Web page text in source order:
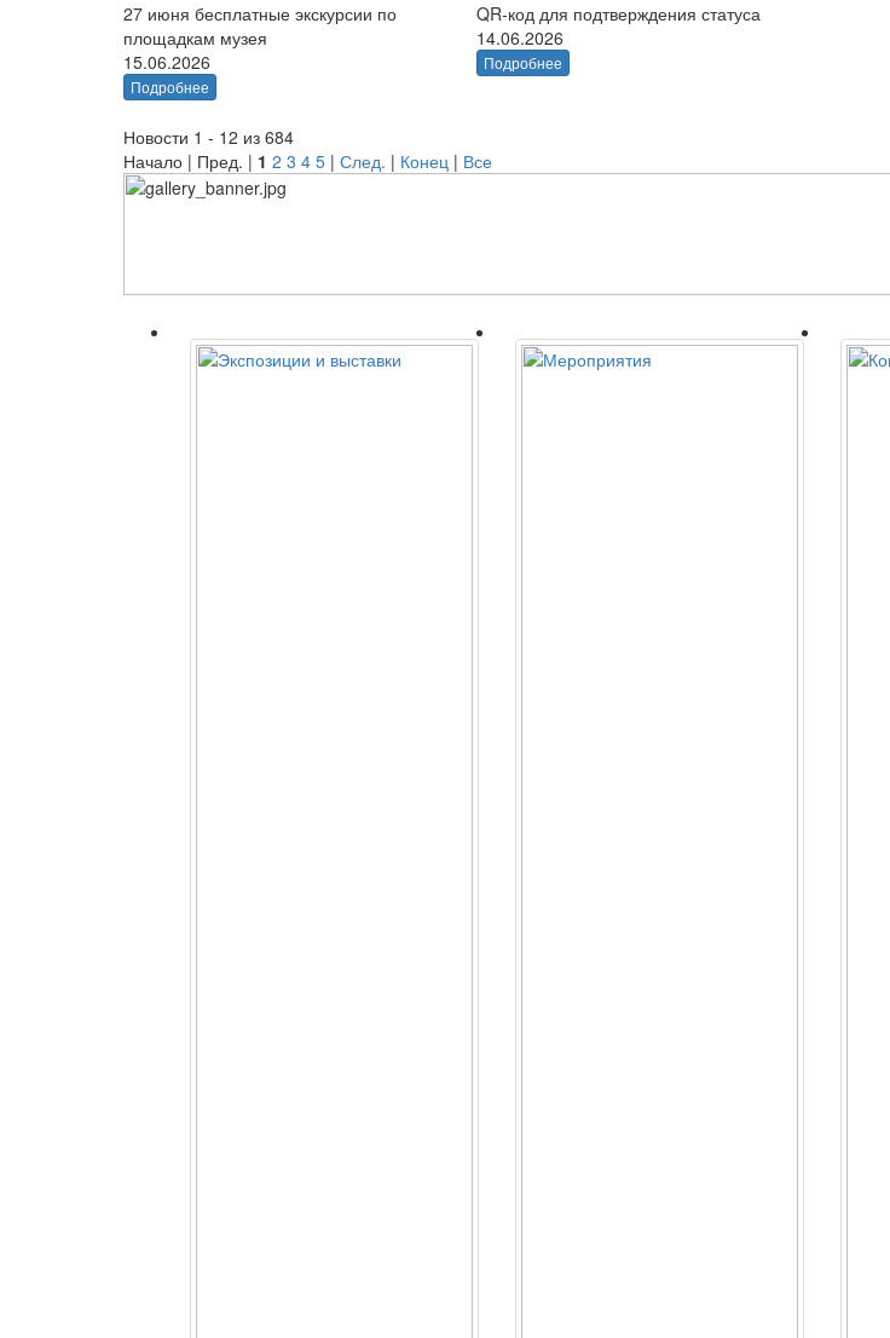
27 июня бесплатные экскурсии по
площадкам музея
15.06.2026
Подробнее
QR-код для подтверждения статуса
14.06.2026
Подробнее
Новости 1 - 12 из 684
Начало | Пред. | 1 2 3 4 5 | След. | Конец | Все